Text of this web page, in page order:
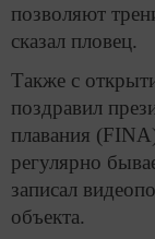
позволяют
сказал пловец.
Также с
поздравил
плавания
регулярно
записал
объекта.